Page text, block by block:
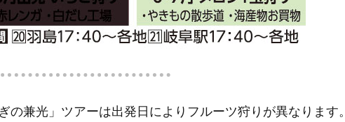
ぎの兼光」ツアーは出発日によりフルーツ狩りが異なります。